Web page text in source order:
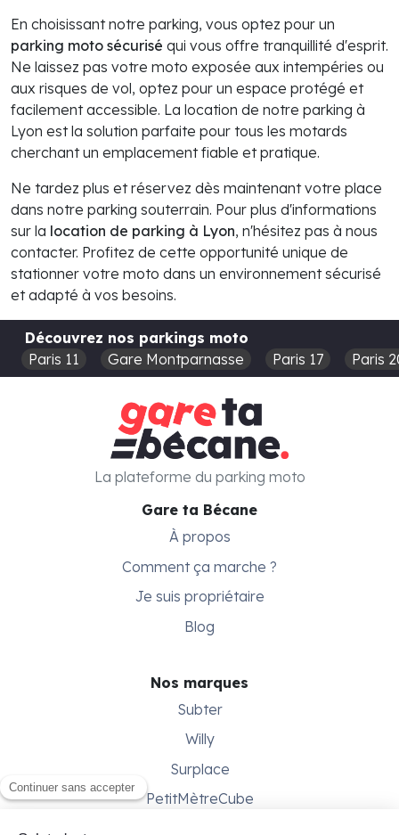
En choisissant notre parking, vous optez pour un
parking moto sécurisé qui vous offre tranquillité d'esprit.
Ne laissez pas votre moto exposée aux intempéries ou
aux risques de vol, optez pour un espace protégé et
facilement accessible. La location de notre parking à
Lyon est la solution parfaite pour tous les motards
cherchant un emplacement fiable et pratique.
Ne tardez plus et réservez dès maintenant votre place
dans notre parking souterrain. Pour plus d'informations
sur la location de parking à Lyon, n'hésitez pas à nous
contacter. Profitez de cette opportunité unique de
stationner votre moto dans un environnement sécurisé
et adapté à vos besoins.
Découvrez nos parkings moto
Paris 11
Gare Montparnasse Paris 17 Paris
Gare ta Bécane
À propos
Comment ça marche ?
Je suis propriétaire
Blog
Nos marques
Subter
Willy
Surplace
PetitMètreCube
La plateforme du parking moto